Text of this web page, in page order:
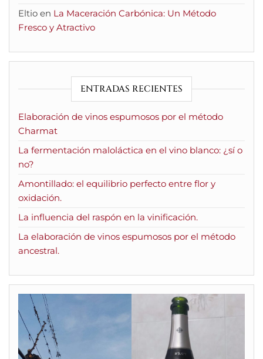
Eltio en La Maceración Carbónica: Un Método
Fresco y Atractivo
ENTRADAS RECIENTES
Elaboración de vinos espumosos por el método
Charmat
La fermentación maloláctica en el vino blanco: ¿sí o
no?
Amontillado: el equilibrio perfecto entre flor y
oxidación.
La influencia del raspón en la vinificación.
La elaboración de vinos espumosos por el método
ancestral.